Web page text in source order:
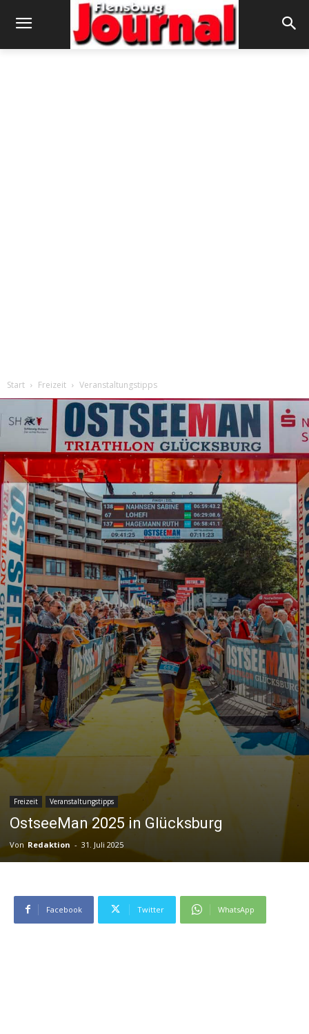
Start Freizeit Veranstaltungstipps
Freizeit Veranstaltungstipps
OstseeMan 2025 in Glücksburg
Von Redaktion - 31. Juli 2025
Facebook Twitter WhatsApp